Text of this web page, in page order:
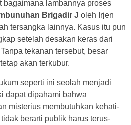
bagaimana lambannya proses
Brigadir J oleh Irjen
tersangka lainnya. Kasus itu pun
setelah desakan keras dari
tekanan tersebut, besar
akan terkubur.
seperti ini seolah menjadi
dapat dipahami bahwa
misterius membutuhkan kehati-
berarti publik harus terus-